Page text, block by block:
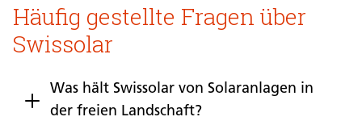
Häufig gestellte Fragen über
Swissolar
Was hält Swissolar von Solaranlagen in
der freien Landschaft?